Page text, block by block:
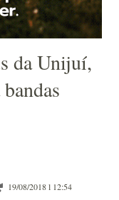
da Unijuí,
19/08/2018 l 12:54